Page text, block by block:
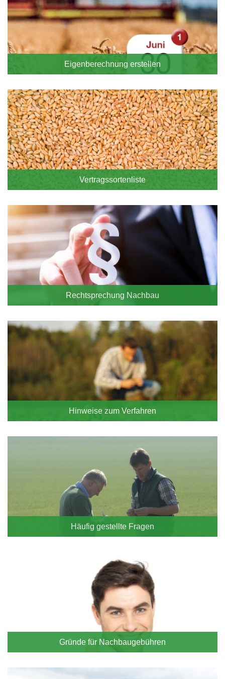
Eigenberechnung erstellen
Vertragssortenliste
Rechtsprechung Nachbau
Hinweise zum Verfahren
Häufig gestellte Fragen
Gründe für Nachbaugebühren